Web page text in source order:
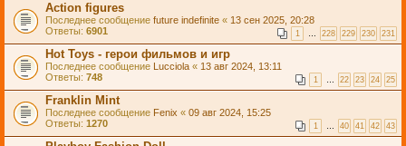
Action figures
Последнее сообщение future indefinite « 13 сен 2025, 20:28
Ответы: 6901 1 … 228 229 230 231
Hot Toys - герои фильмов и игр
Последнее сообщение Lucciola « 13 авг 2024, 13:11
Ответы: 748 1 … 22 23 24 25
Franklin Mint
Последнее сообщение Fenix « 09 авг 2024, 15:25
Ответы: 1270 1 … 40 41 42 43